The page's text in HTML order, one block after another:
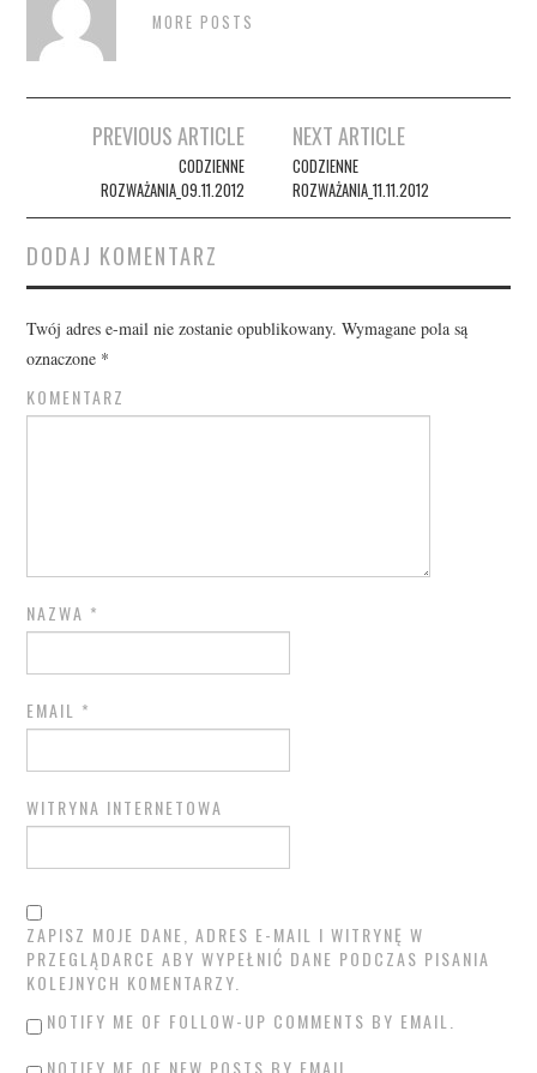
MORE POSTS
PREVIOUS ARTICLE
CODZIENNE
ROZWAŻANIA_09.11.2012
NEXT ARTICLE
CODZIENNE
ROZWAŻANIA_11.11.2012
DODAJ KOMENTARZ
Twój adres e-mail nie zostanie opublikowany. Wymagane pola są
oznaczone *
KOMENTARZ
NAZWA *
EMAIL *
WITRYNA INTERNETOWA
ZAPISZ MOJE DANE, ADRES E-MAIL I WITRYNĘ W
PRZEGLĄDARCE ABY WYPEŁNIĆ DANE PODCZAS PISANIA
KOLEJNYCH KOMENTARZY.
NOTIFY ME OF FOLLOW-UP COMMENTS BY EMAIL.
NOTIFY ME OF NEW POSTS BY EMAIL.